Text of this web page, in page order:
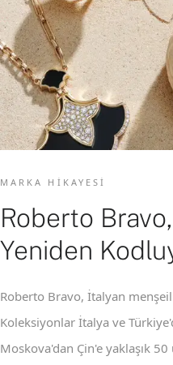
MARKA HIKAYESI
Roberto
Yeniden
Roberto Bravo, İtalyan
Koleksiyonlar İtalya ve
Moskova'dan Çin'e yaklaşık